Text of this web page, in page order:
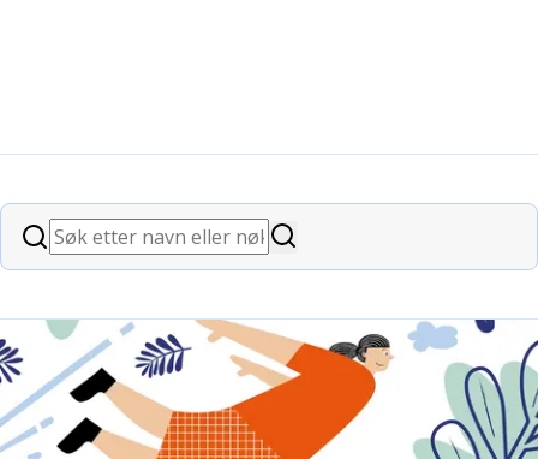
Søk
Søk
søke om opp til 1,5 millioner kroner.